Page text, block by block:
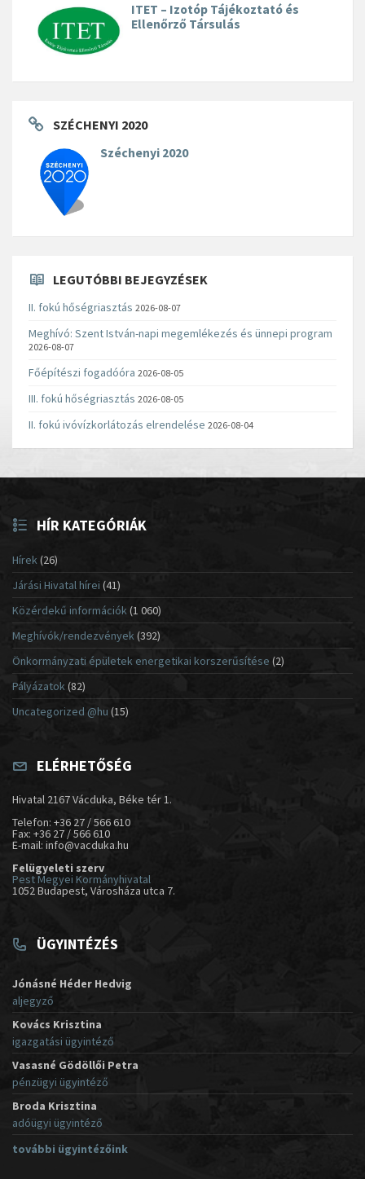
ITET – Izotóp Tájékoztató és
Ellenőrző Társulás
SZÉCHENYI 2020
Széchenyi 2020
LEGUTÓBBI BEJEGYZÉSEK
II. fokú hőségriasztás 2026-08-07
Meghívó: Szent István-napi megemlékezés és ünnepi program
2026-08-07
Főépítészi fogadóóra 2026-08-05
III. fokú hőségriasztás 2026-08-05
II. fokú ivóvízkorlátozás elrendelése 2026-08-04
HÍR KATEGÓRIÁK
Hírek(26)
Járási Hivatal hírei (41)
Közérdekű információk(1 060)
Meghívók/rendezvények (392)
Önkormányzati épületek energetikai korszerűsítése (2)
Pályázatok (82)
Uncategorized @hu (15)
ELÉRHETŐSÉG
Hivatal 2167 Vácduka, Béke tér 1.
Telefon: +36 27 / 566 610
Fax: +36 27 / 566 610
E-mail: info@vacduka.hu
Felügyeleti szerv
Pest Megyei Kormányhivatal
1052 Budapest, Városháza utca 7.
ÜGYINTÉZÉS
Jónásné Héder Hedvig
aljegyző
Kovács Krisztina
igazgatási ügyintéző
Vasasné Gödöllői Petra
pénzügyi ügyintéző
Broda Krisztina
adóügyi ügyintéző
további ügyintézőink